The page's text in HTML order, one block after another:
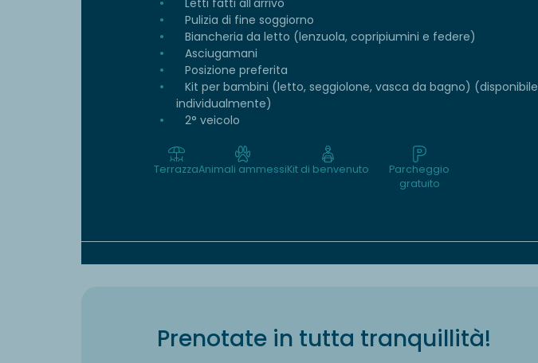
Letti fatti all'arrivo
Pulizia di fine soggiorno
Biancheria da letto (lenzuola, copripiumini e federe)
Asciugamani
Posizione preferita
Kit per bambini (letto, seggiolone, vasca da bagno) (disponibile
individualmente)
2° veicolo
TerrazzaAnimali ammessiKit di benvenuto
Parcheggio
gratuito
Prenotate in tutta tranquillità!